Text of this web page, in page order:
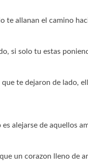
te allanan el camino
si solo tu estas
te dejaron de lado,
alejarse de aquellos
un corazon lleno de